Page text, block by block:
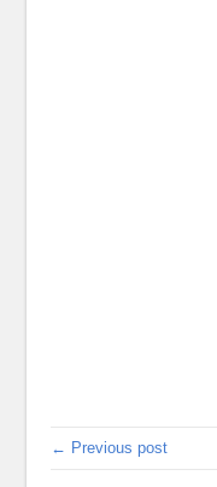
← Previous post